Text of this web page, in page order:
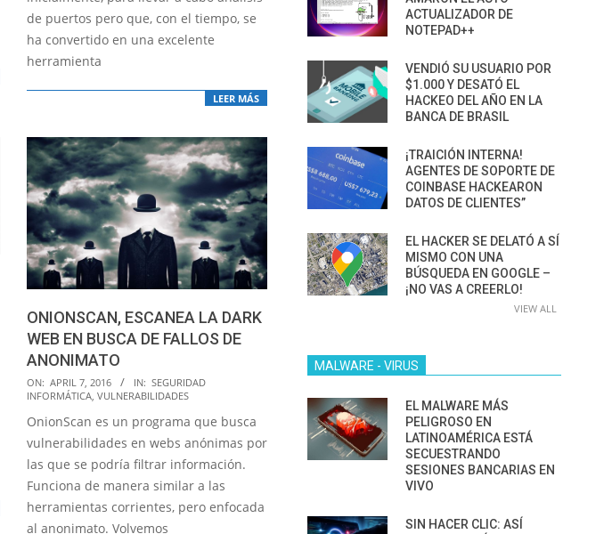
de puertos pero que, con el tiempo, se
ha convertido en una excelente
herramienta
LEER MÁS
ONIONSCAN, ESCANEA LA DARK
WEB EN BUSCA DE FALLOS DE
ANONIMATO
2016-
04-
07
ON: APRIL 7, 2016 IN: SEGURIDAD
INFORMÁTICA VULNERABILIDADES
OnionScan es un programa que busca
vulnerabilidades en webs anónimas por
las que se podría filtrar información.
Funciona de manera similar a las
herramientas corrientes, pero enfocada
al anonimato. Volvemos
ACTUALIZADOR DE
NOTEPAD++
VENDIÓ SU USUARIO POR
$1.000 Y DESATÓ EL
HACKEO DEL AÑO EN LA
BANCA DE BRASIL
¡TRAICIÓN INTERNA!
AGENTES DE SOPORTE DE
COINBASE HACKEARON
DATOS DE CLIENTES”
EL HACKER SE DELATÓ A SÍ
MISMO CON UNA
BÚSQUEDA EN GOOGLE –
¡NO VAS A CREERLO!
VIEW ALL
MALWARE - VIRUS
EL MALWARE MÁS
PELIGROSO EN
LATINOAMÉRICA ESTÁ
SECUESTRANDO
SESIONES BANCARIAS EN
VIVO
SIN HACER CLIC: ASÍ